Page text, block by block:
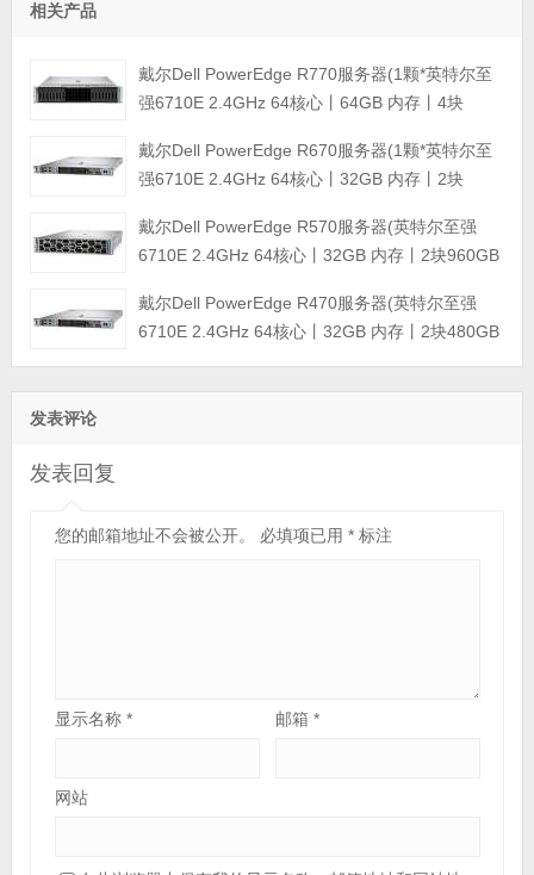
相关产品
戴尔Dell PowerEdge R770服务器(1颗*英特尔至
强6710E 2.4GHz 64核心丨64GB 内存丨4块
800W双电源丨三年保修)戴尔Dell PowerEdge R670服务器(1颗*英特尔至
强6710E 2.4GHz 64核心丨32GB 内存丨2块
800W双电源丨三年保修)戴尔Dell PowerEdge R570服务器(英特尔至强
6710E 2.4GHz 64核心丨32GB 内存丨2块960GB
源丨三年保修)
戴尔Dell PowerEdge R470服务器(英特尔至强
6710E 2.4GHz 64核心丨32GB 内存丨2块480GB
发表评论
发表回复
您的邮箱地址不会被公开。 必填项已用 *标注
显示名称 * 邮箱*
网站